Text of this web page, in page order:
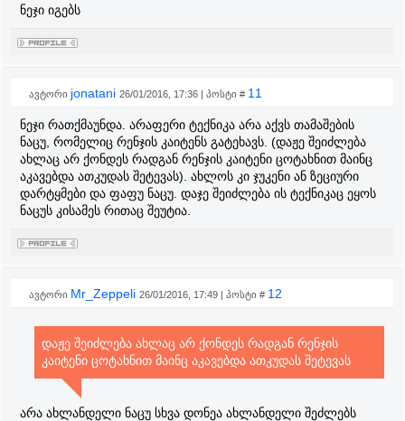
ნეჯი იგებს
ავტორი jonatani 26/01/2016, 17:36 | პოსტი # 11
ნეჯი რათქმაუნდა. არაფერი ტექნიკა არა აქვს თამაშების
ნაცუ, რომელიც რენჯის კაიტენს გატეხავს. (დაჟე შეიძლება
ახლაც არ ქონდეს რადგან რენჯის კაიტენი ცოტახნით მაინც
აკავებდა ათკუდას შეტევას). ახლოს კი ჯუკენი ან ზეციური
დარტყმები და ფაფუ ნაცუ. დაჯე შეიძლება ის ტექნიკაც ეყოს
ნაცუს კისამეს რითაც შეუტია.
ავტორი Mr_Zeppeli 26/01/2016, 17:49 | პოსტი # 12
დაჟე შეიძლება ახლაც არ ქონდეს რადგან რენჯის
კაიტენი ცოტახნით მაინც აკავებდა ათკუდას შეტევას
არა ახლანდელი ნაცუ სხვა დონეა ახლანდელი შეძლებს